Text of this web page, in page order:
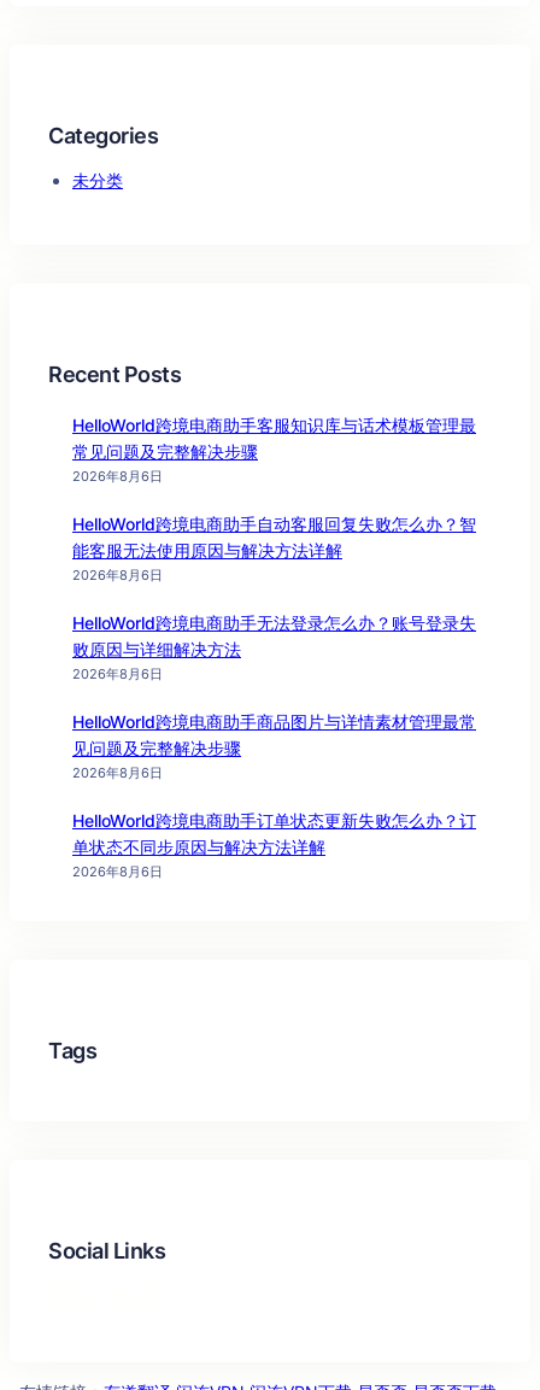
Categories
未分类
Recent Posts
HelloWorld跨境电商助手客服知识库与话术模板管理最
常见问题及完整解决步骤
2026年8月6日
HelloWorld跨境电商助手自动客服回复失败怎么办？智
能客服无法使用原因与解决方法详解
2026年8月6日
HelloWorld跨境电商助手无法登录怎么办？账号登录失
败原因与详细解决方法
2026年8月6日
HelloWorld跨境电商助手商品图片与详情素材管理最常
见问题及完整解决步骤
2026年8月6日
HelloWorld跨境电商助手订单状态更新失败怎么办？订
单状态不同步原因与解决方法详解
2026年8月6日
Tags
Social Links